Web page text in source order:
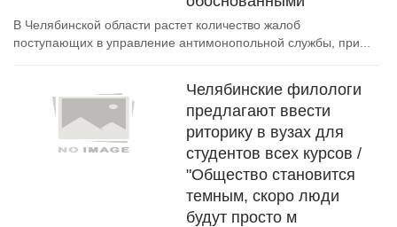
В Челябинской области растет количество жалоб
поступающих в управление антимонопольной службы, при...
Челябинские филологи
предлагают ввести
риторику в вузах для
студентов всех курсов /
"Общество становится
темным, скоро люди
будут просто м